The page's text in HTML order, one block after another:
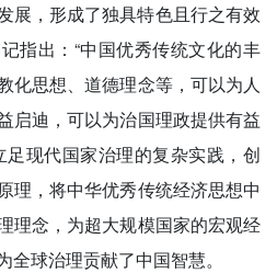
展，形成了独具特色且行之有效
指出：“中国优秀传统文化的丰
化思想、道德理念等，可以为人
启迪，可以为治国理政提供有益
足现代国家治理的复杂实践，创
理，将中华优秀传统经济思想中
理念，为超大规模国家的宏观经
球治理贡献了中国智慧。